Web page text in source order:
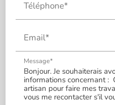
Téléphone*
Email*
Message*